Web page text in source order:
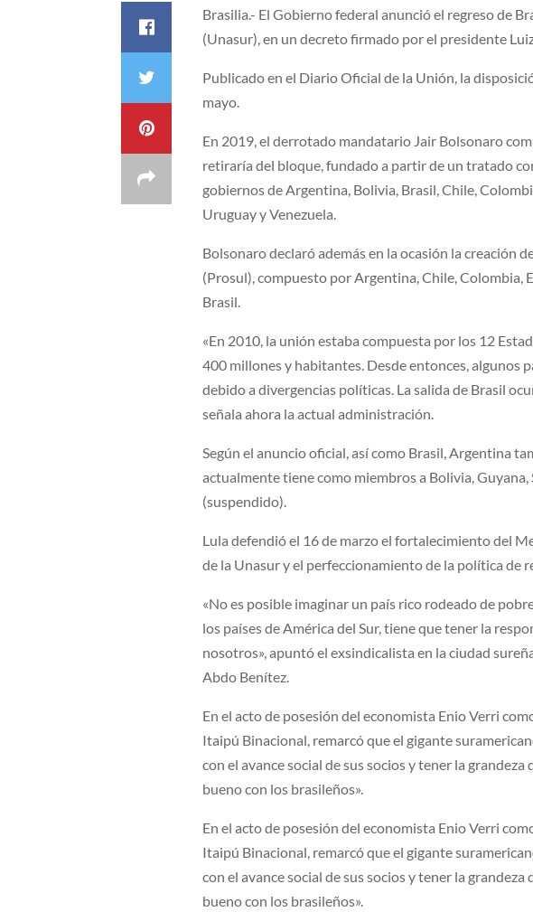
Brasilia.- El Gobierno federal anunció el regreso de
(Unasur), en un decreto firmado por el presidente
Publicado en el Diario Oficial de la Unión, la
mayo.
En 2019, el derrotado mandatario Jair Bolsonaro
retiraría del bloque, fundado a partir de un tratado
gobiernos de Argentina, Bolivia, Brasil, Chile,
Uruguay y Venezuela.
Bolsonaro declaró además en la ocasión la creación
(Prosul), compuesto por Argentina, Chile, Colombia,
Brasil.
«En 2010, la unión estaba compuesta por los 12
400 millones y habitantes. Desde entonces, algunos
debido a divergencias políticas. La salida de Brasil
señala ahora la actual administración.
Según el anuncio oficial, así como Brasil, Argentina
actualmente tiene como miembros a Bolivia, Guyana,
(suspendido).
Lula defendió el 16 de marzo el fortalecimiento del
de la Unasur y el perfeccionamiento de la política de
«No es posible imaginar un país rico rodeado de
los países de América del Sur, tiene que tener la
nosotros», apuntó el exsindicalista en la ciudad
Abdo Benítez.
En el acto de posesión del economista Enio Verri
Itaipú Binacional, remarcó que el gigante
con el avance social de sus socios y tener la
bueno con los brasileños».
En el acto de posesión del economista Enio Verri
Itaipú Binacional, remarcó que el gigante
con el avance social de sus socios y tener la
bueno con los brasileños».